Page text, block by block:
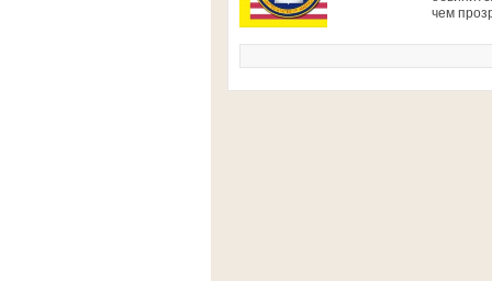
чем